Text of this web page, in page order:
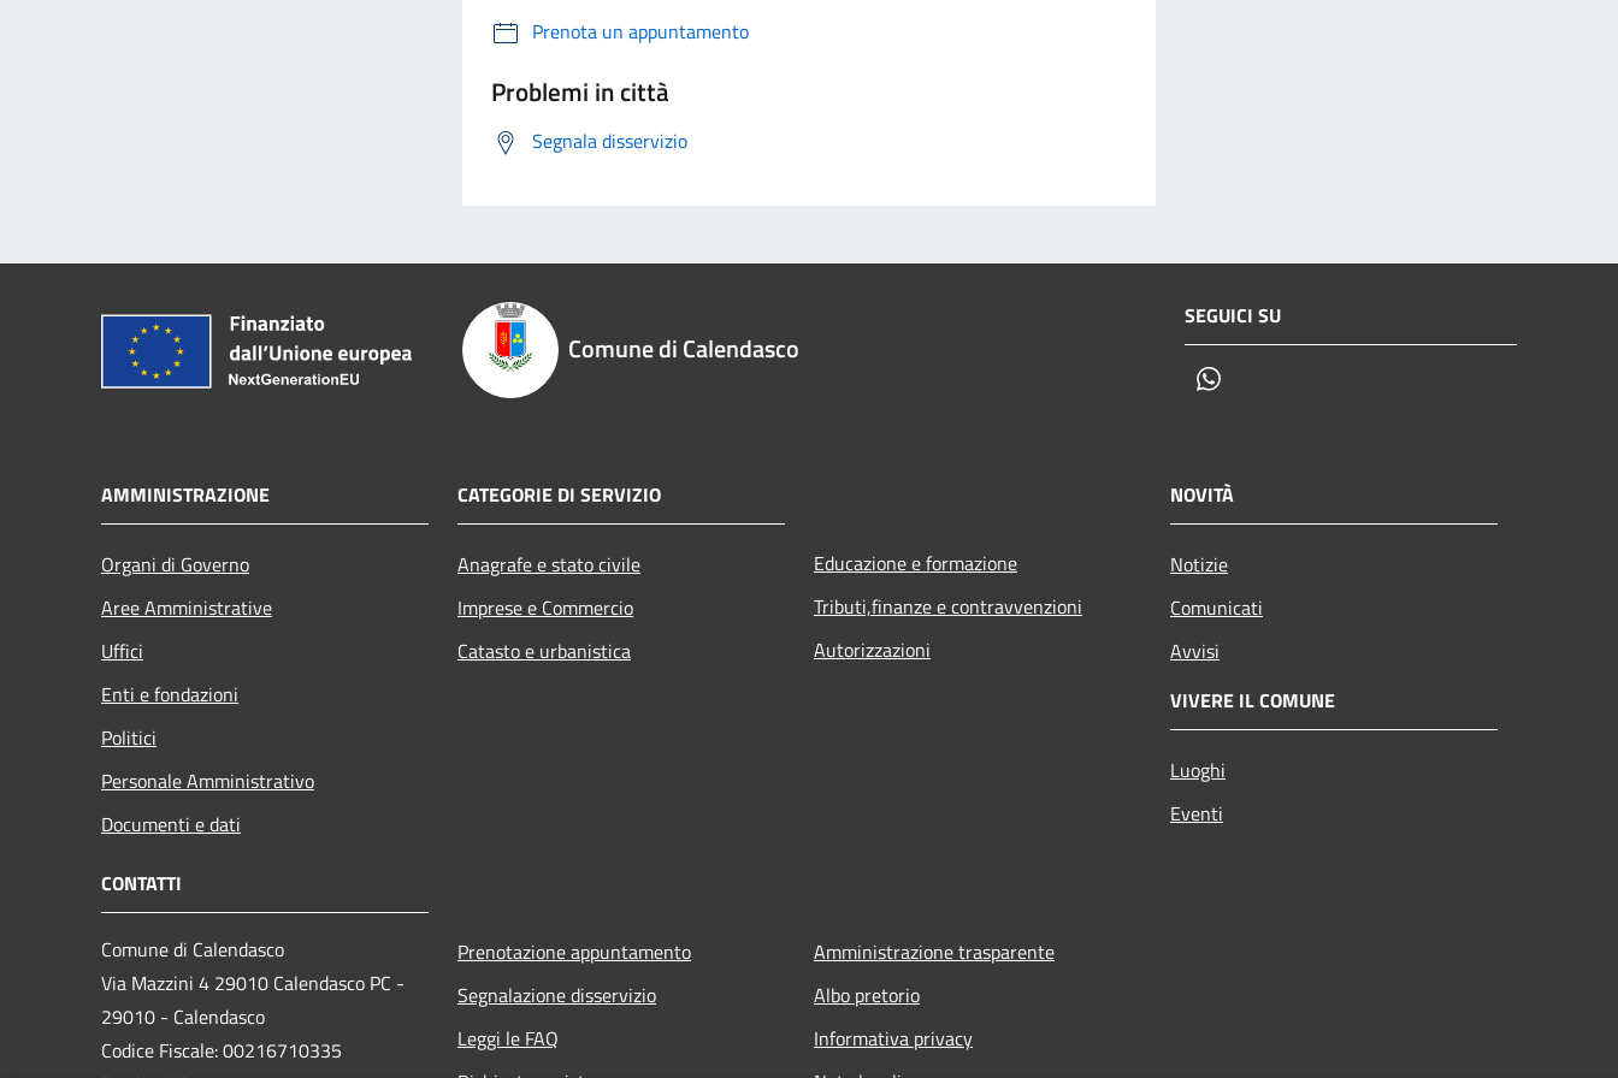
Prenota un appuntamento
Problemi in città
Segnala disservizio
Comune di Calendasco
SEGUICI SU
AMMINISTRAZIONE
Organi di Governo
Aree Amministrative
Uffici
Enti e fondazioni
Politici
Personale Amministrativo
Documenti e dati
CATEGORIE DI SERVIZIO
Anagrafe e stato civile
Imprese e Commercio
Catasto e urbanistica
Educazione e formazione
Tributi,finanze e contravvenzioni
Autorizzazioni
NOVITÀ
Notizie
Comunicati
Avvisi
VIVERE IL COMUNE
Luoghi
Eventi
CONTATTI
Comune di Calendasco
Via Mazzini 4 29010 Calendasco PC -
29010 - Calendasco
Codice Fiscale: 00216710335
Prenotazione appuntamento
Segnalazione disservizio
Leggi le FAQ
Amministrazione trasparente
Albo pretorio
Informativa privacy